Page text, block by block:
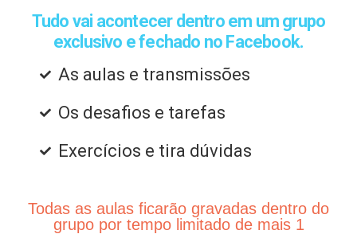
Tudo vai acontecer dentro em um grupo
exclusivo e fechado no Facebook.
As aulas e transmissões
Os desafios e tarefas
Exercícios e tira dúvidas
Todas as aulas ficarão gravadas dentro do
grupo por tempo limitado de mais 1